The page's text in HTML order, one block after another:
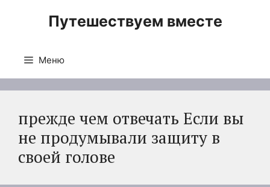
Путешествуем вместе
Меню
прежде чем отвечать Если вы
не продумывали защиту в
своей голове